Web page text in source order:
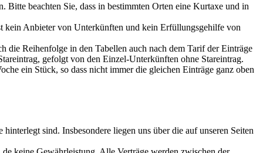
Bitte beachten Sie, dass in bestimmten Orten eine Kurtaxe und in
kein Anbieter von Unterkünften und kein Erfüllungsgehilfe von
Reihenfolge in den Tabellen auch nach dem Tarif der Einträge
gefolgt von den Einzel-Unterkünften ohne Stareintrag.
ein Stück, so dass nicht immer die gleichen Einträge ganz oben
hinterlegt sind. Insbesondere liegen uns über die auf unseren Seiten